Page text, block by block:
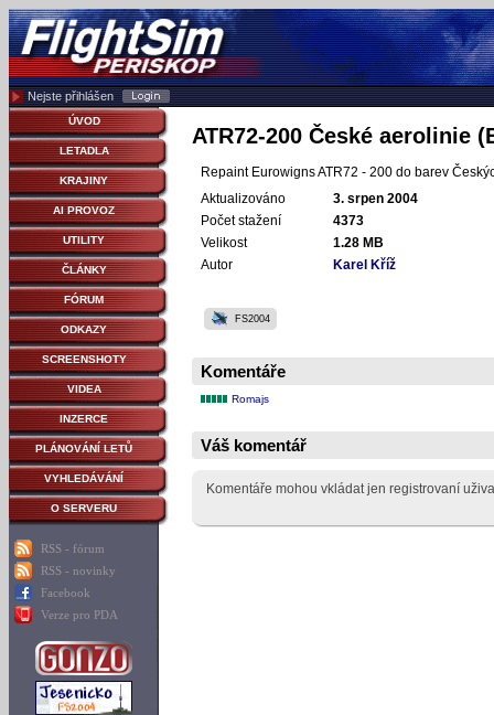
Nejste přihlášen
ÚVOD
LETADLA
KRAJINY
AI PROVOZ
UTILITY
ČLÁNKY
FÓRUM
ODKAZY
SCREENSHOTY
VIDEA
INZERCE
PLÁNOVÁNÍ LETŮ
VYHLEDÁVÁNÍ
O SERVERU
RSS - fórum
RSS - novinky
Facebook
Verze pro PDA
ATR72-200 České aerolinie
Repaint Eurowigns ATR72 - 200 do barev
Aktualizováno
3. srpen 2004
Počet stažení
4373
Velikost
1.28 MB
Autor
Karel Kříž
FS2004
Komentáře
Romajs
Váš komentář
Komentáře mohou vkládat jen registrovaní